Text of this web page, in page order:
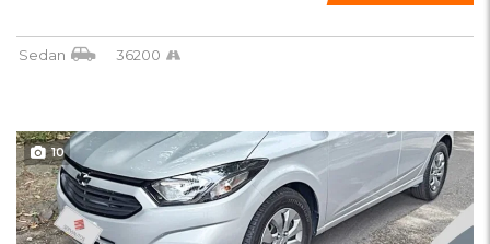
Sedan 36200
10